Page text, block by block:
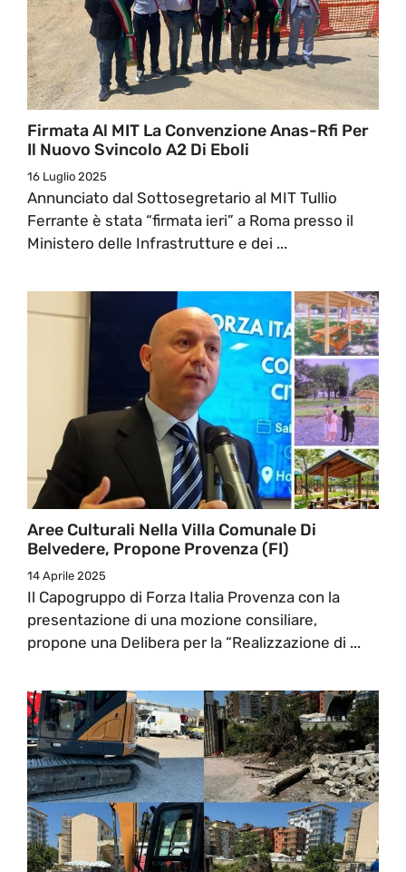
Firmata Al MIT La Convenzione Anas-Rfi Per
Il Nuovo Svincolo A2 Di Eboli
16 Luglio 2025
Annunciato dal Sottosegretario al MIT Tullio
Ferrante è stata “firmata ieri” a Roma presso il
Ministero delle Infrastrutture e dei ...
Aree Culturali Nella Villa Comunale Di
Belvedere, Propone Provenza (FI)
14 Aprile 2025
Il Capogruppo di Forza Italia Provenza con la
presentazione di una mozione consiliare,
propone una Delibera per la “Realizzazione di ...